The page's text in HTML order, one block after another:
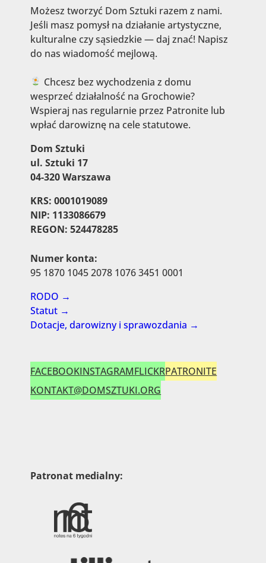
Możesz tworzyć Dom Sztuki razem z nami.
Jeśli masz pomysł na działanie artystyczne,
kulturalne czy sąsiedzkie — daj znać! Napisz
do nas wiadomość mejlową.
Chcesz bez wychodzenia z domu
wesprzeć działalność na Grochowie?
Wspieraj nas regularnie przez Patronite lub
wpłać darowiznę na cele statutowe.
Dom Sztuki
ul. Sztuki 17
04-320 Warszawa
KRS: 0001019089
NIP: 1133086679
REGON: 524478285
Numer konta:
95 1870 1045 2078 1076 3451 0001
RODO →
Statut →
Dotacje, darowizny i sprawozdania →
FACEBOOKINSTAGRAMFLICKRPATRONITE
KONTAKT@DOMSZTUKI.ORG
Patronat medialny: